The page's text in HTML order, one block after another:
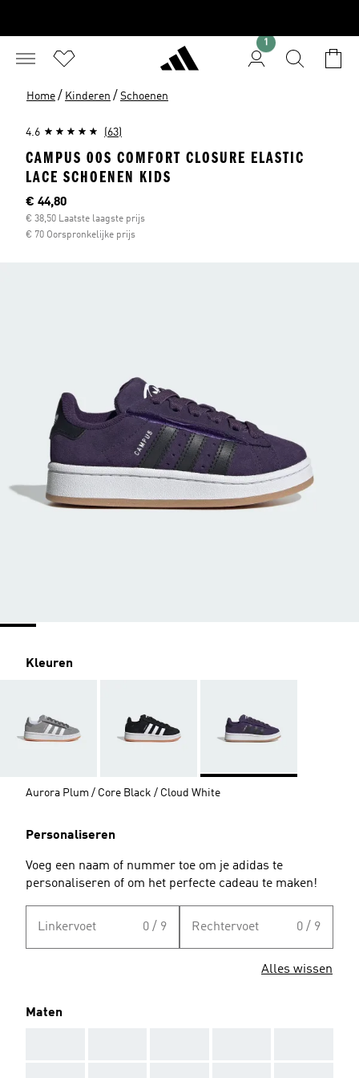
1
Home / Kinderen / Schoenen
4.6 (63)
CAMPUS 00S COMFORT CLOSURE ELASTIC
LACE SCHOENEN KIDS
Huidige prijs
€ 44,80
€ 38,50 Laatste laagste prijs
€ 70 Oorspronkelijke prijs
Kleuren
Aurora Plum / Core Black / Cloud White
Personaliseren
Voeg een naam of nummer toe om je adidas te
personaliseren of om het perfecte cadeau te maken!
Linkervoet 0 / 9 Rechtervoet 0 / 9
Alles wissen
Maten